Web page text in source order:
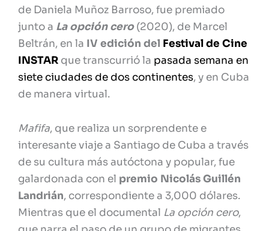
de Daniela Muñoz Barroso, fue premiado
junto a La opción cero(2020), de Marcel
Beltrán, en la IV edición del Festival de Cine
INSTAR que transcurrió la pasada semana en
siete ciudades de dos continentes, y en Cuba
de manera virtual.
Mafifa, que realiza un sorprendente e
interesante viaje a Santiago de Cuba a través
de su cultura más autóctona y popular, fue
galardonada con el premio Nicolás Guillén
Landrián, correspondiente a 3,000 dólares.
Mientras que el documental La opción cero,